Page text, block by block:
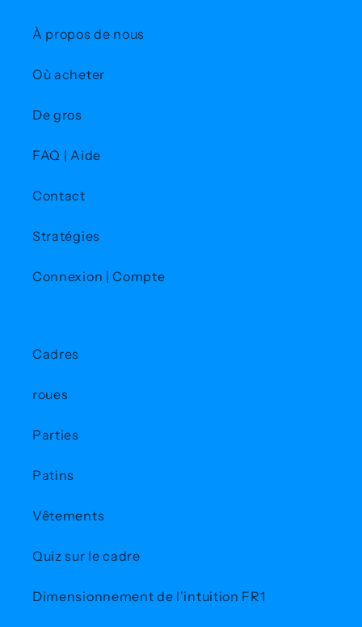
À propos de nous
Où acheter
De gros
FAQ | Aide
Contact
Stratégies
Connexion | Compte
Cadres
roues
Parties
Patins
Vêtements
Quiz sur le cadre
Dimensionnement de l'intuition FR1